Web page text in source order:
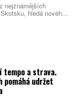
nejznámějších
hledá nového
seriál Outlander,
filmech a
tempo a strava.
pomáhá udržet